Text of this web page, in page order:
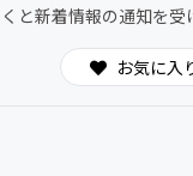
くと新着情報の通知を受
お気に入